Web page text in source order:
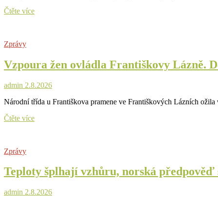
Čtěte víceCestující
průběhu
srpna
s
řadou
omezení
plánovaných
Zprávy
Vzpoura žen ovládla Františkovy Lázně.
admin 2.8.2026
Národní třída u Františkova pramene ve Františkových Lázních
Čtěte víceVzpoura
návštěvníky
neodradil
Zprávy
Teploty šplhají vzhůru, norská
admin 2.8.2026